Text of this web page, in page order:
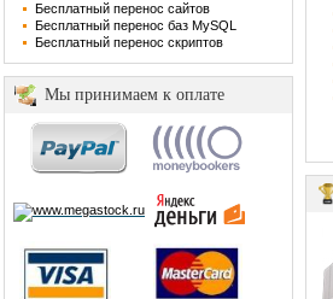
Бесплатный перенос сайтов
Бесплатный перенос баз MySQL
Бесплатный перенос скриптов
Мы принимаем к оплате